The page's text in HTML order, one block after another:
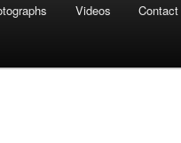
Videos